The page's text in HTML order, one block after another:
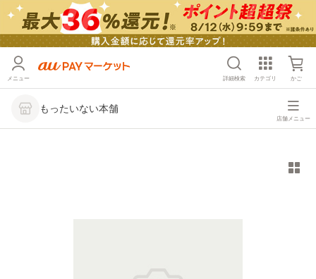
メニュー 詳細検索 カテゴリ かご
もったいない本舗
店舗メニュー